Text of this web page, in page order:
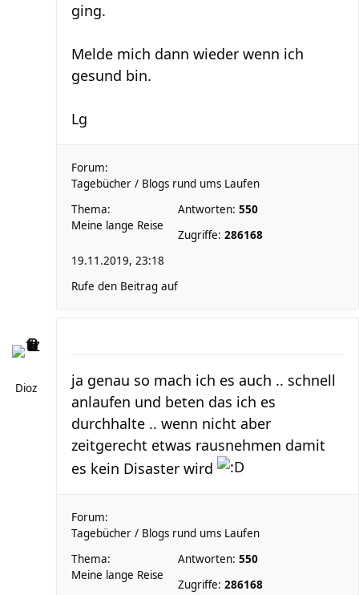
ging.
Melde mich dann wieder wenn ich
gesund bin.
Lg
Forum:
Tagebücher / Blogs rund ums Laufen
Thema:
Meine lange Reise
Antworten: 550
Zugriffe: 286168
19.11.2019, 23:18
Rufe den Beitrag auf
Dioz
ja genau so mach ich es auch .. schnell
anlaufen und beten das ich es
durchhalte .. wenn nicht aber
zeitgerecht etwas rausnehmen damit
es kein Disaster wird
Forum:
Tagebücher / Blogs rund ums Laufen
Thema:
Meine lange Reise
Antworten: 550
Zugriffe: 286168